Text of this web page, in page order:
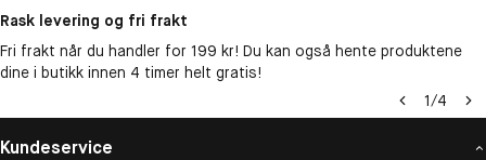
Rask levering og fri frakt
Fri frakt når du handler for 199 kr! Du kan også hente produktene
dine i butikk innen 4 timer helt gratis!
1/4
Kundeservice